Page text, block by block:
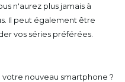
n'aurez plus jamais à
Il peut également être
vos séries préférées.
nouveau smartphone ?